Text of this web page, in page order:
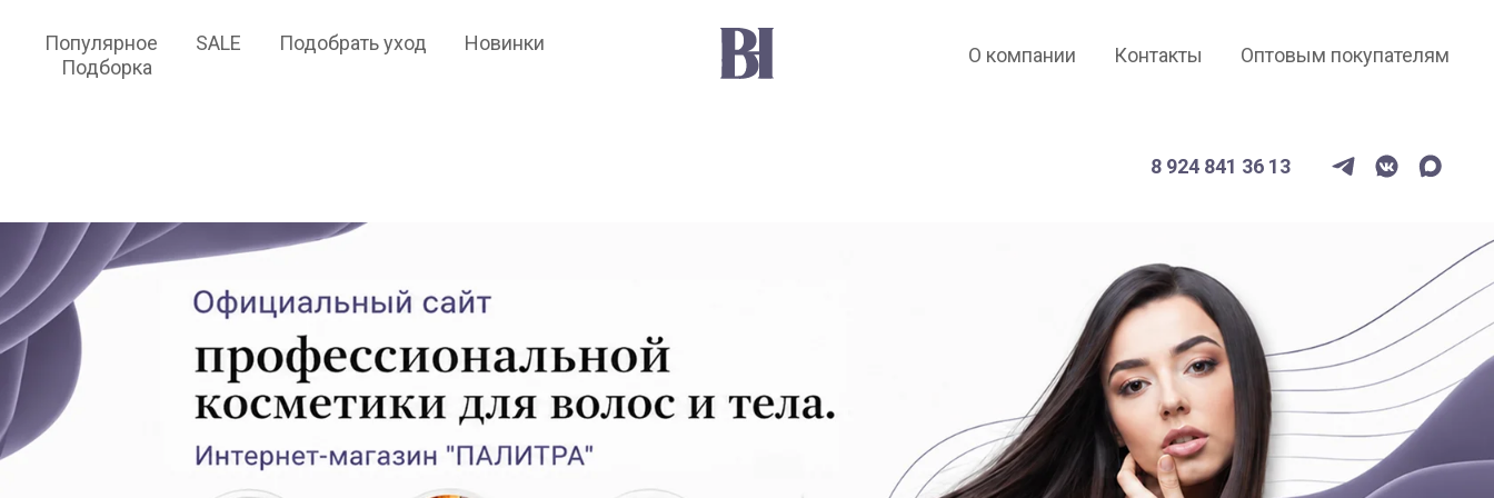
Популярное SALE Подобрать уход
Новинки
Подборка
О компании Контакты Оптовым покупателям
8 924 841 36 13